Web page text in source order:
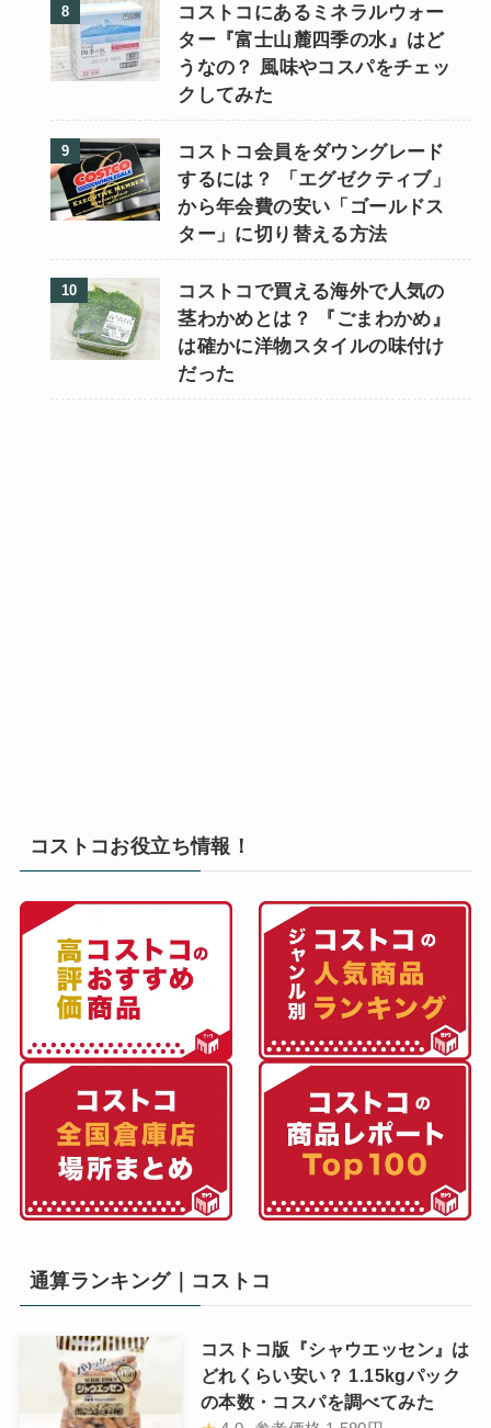
コストコにあるミネラルウォー
ター『富士山麓四季の水』はど
うなの？ 風味やコスパをチェッ
クしてみた
コストコ会員をダウングレード
するには？ 「エグゼクティブ」
から年会費の安い「ゴールドス
ター」に切り替える方法
コストコで買える海外で人気の
茎わかめとは？ 『ごまわかめ』
は確かに洋物スタイルの味付け
だった
コストコお役立ち情報！
通算ランキング｜コストコ
コストコ版『シャウエッセン』は
どれくらい安い？ 1.15kgパック
の本数・コスパを調べてみた